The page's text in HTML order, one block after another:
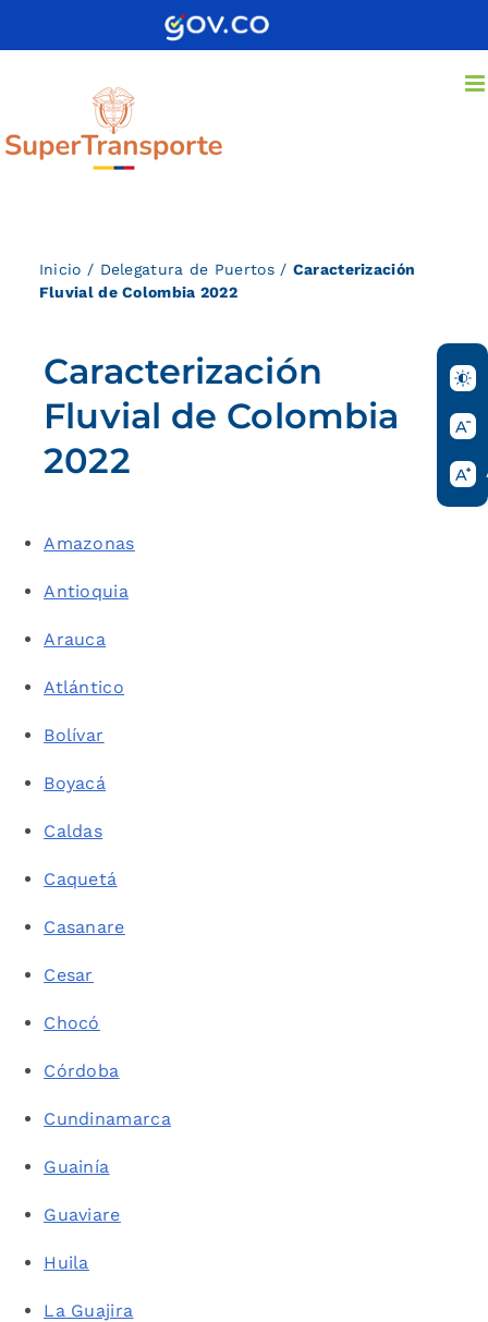
Inicio / Delegatura de Puertos/ Caracterización
Fluvial de Colombia 2022
Caracterización
Fluvial de Colombia
2022
Amazonas
Antioquia
Arauca
Atlántico
Bolívar
Boyacá
Caldas
Caquetá
Casanare
Cesar
Chocó
Córdoba
Cundinamarca
Guainía
Guaviare
Huila
La Guajira